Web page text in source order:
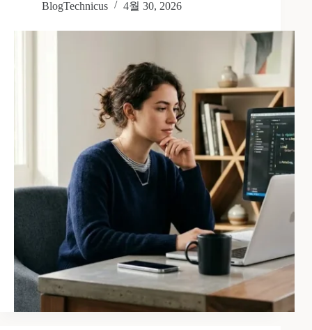
BlogTechnicus 4월 30, 2026